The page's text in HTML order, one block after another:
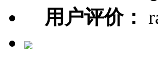
用户评价：